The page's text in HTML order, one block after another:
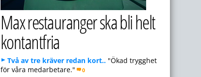
Max restauranger ska bli helt
kontantfria
Två av tre kräver redan kort.. "Ökad trygghet
för våra medarbetare."
0